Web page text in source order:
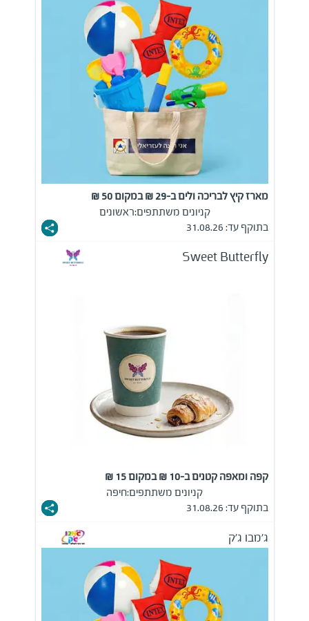
מארז קיץ לבריכה ולים ב-29 ₪ במקום 50 ₪
קניונים משתתפים:ראשונים
בתוקף עד: 31.08.26
Sweet Butterfly
קפה ומאפה קטנים ב-10 ₪ במקום 15 ₪
קניונים משתתפים:חיפה
בתוקף עד: 31.08.26
ג'מבו ג'ק